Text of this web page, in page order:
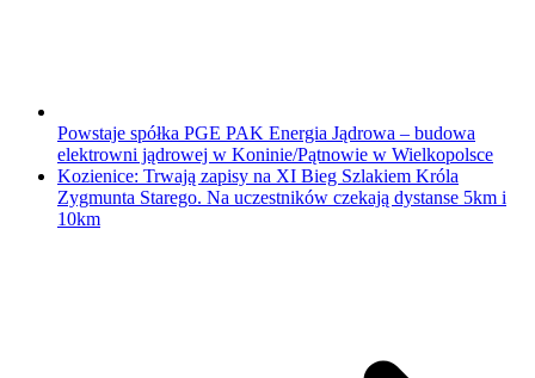
Powstaje spółka PGE PAK Energia Jądrowa – budowa
elektrowni jądrowej w Koninie/Pątnowie w Wielkopolsce
Kozienice: Trwają zapisy na XI Bieg Szlakiem Króla
Zygmunta Starego. Na uczestników czekają dystanse 5km i
10km